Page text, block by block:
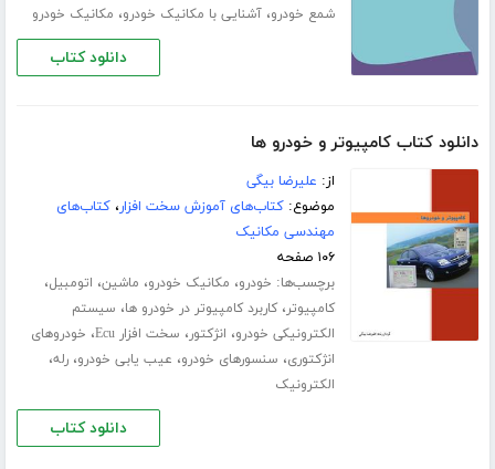
شمع خودرو،آشنایی با مکانیک خودرو، مکانیک خودرو
دانلود کتاب
دانلود کتاب کامپیوتر و خودرو ها
از: علیرضا بیگی
موضوع:کتاب‌های آموزش سخت افزار،کتاب‌های
مهندسی مکانیک
۱۰۶ صفحه
برچسب‌ها: خودرو، مکانیک خودرو، ماشین، اتومبیل،
کامپیوتر،کاربرد کامپیوتر در خودرو ها، سیستم
الکترونیکی خودرو، انژکتور، سخت افزار Ecu ، خودروهای
انژکتوری، سنسورهای خودرو، عیب یابی خودرو،رله،
الکترونیک
دانلود کتاب